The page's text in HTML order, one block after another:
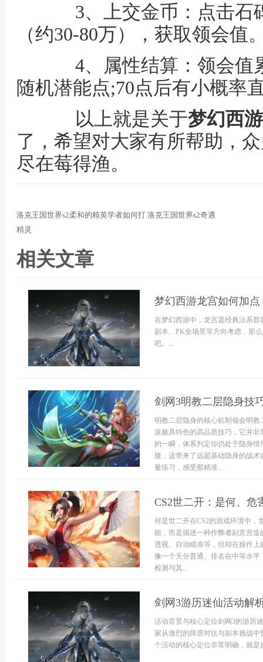
3、上交金币：点击石
（约30-80万），获取领会值
4、属性结算：领会值
随机潜能点;70点后有小概率
以上就是关于梦幻西
了，希望对大家有所帮助，
尽在莓得渔。
洛克王国世界s2柔和的精英学者如何打 洛克王国世界s2奇遇
精灵
相关文章
梦幻西游龙宫如何加
在梦幻西游中，龙宫是经典法系
副本、PK全场景等方向考虑，那
吧。...
剑网3明教二层隐身技
明教二层隐身的核心机制领会明教
派极具特色的高品质技巧，它并
的一瞬，体系判定你仍处于隐身
接，这带来了远超基础隐身的战
量练习，感受那精准...
CS2世二开：是何、危
何是世二开在CS2的游戏环境中，
能，而是描述一种作弊者刻意营
透视、自动瞄准等，但却在操作
像一个天分普通、排名在中等水
检测与其...
剑网3游历迷仙活动解
活动背景与核心定位剑网3的游历
家从激烈的阵营对抗与副本挑战
个活动的核心定位非常明确，就是